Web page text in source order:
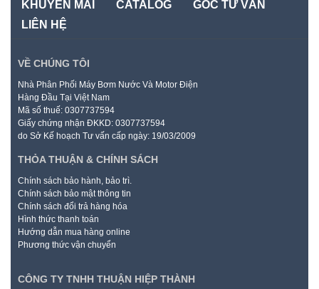
KHUYẾN MÃI
CATALOG
GÓC TƯ VẤN
LIÊN HỆ
VỀ CHÚNG TÔI
Nhà Phân Phối Máy Bơm Nước Và Motor Điện
Hàng Đầu Tại Việt Nam
Mã số thuế: 0307737594
Giấy chứng nhận ĐKKD: 0307737594
do Sở Kế hoạch Tư vấn cấp ngày: 19/03/2009
THỎA THUẬN & CHÍNH SÁCH
Chính sách bảo hành, bảo trì.
Chính sách bảo mật thông tin
Chính sách đổi trả hàng hóa
Hình thức thanh toán
Hướng dẫn mua hàng online
Phương thức vận chuyển
CÔNG TY TNHH THUẬN HIỆP THÀNH